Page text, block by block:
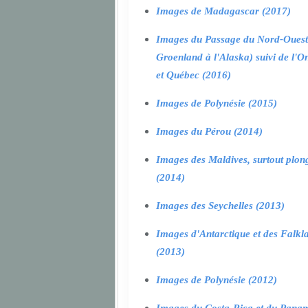
Images de Madagascar (2017)
Images du Passage du Nord-
Groenland à l'Alaska) suivi de
et Québec (2016)
Images de Polynésie (2015)
Images du Pérou (2014)
Images des Maldives, surtout
(2014)
Images des Seychelles (2013)
Images d'Antarctique et des
(2013)
Images de Polynésie (2012)